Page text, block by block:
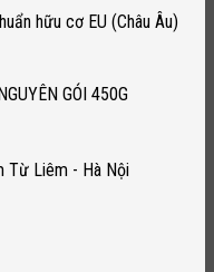
hữu cơ EU (Châu Âu)
GÓI 450G
Từ Liêm - Hà Nội